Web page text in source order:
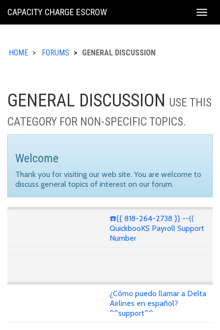
KING
CAPACITY CHARGE ESCROW
HOME FORUMS GENERAL DISCUSSION
GENERAL DISCUSSION USE THIS
CATEGORY FOR NON-SPECIFIC TOPICS.
Welcome
Thank you for visiting our web site. You are welcome to
discuss general topics of interest on our forum.
☎️{{ 818-264-2738 }} --((
QuickbooKS Payroll Support
Number
¿Cómo puedo llamar a Delta
Airlines en español?
^^support^^